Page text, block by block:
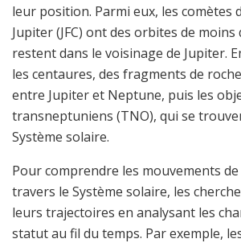
leur position. Parmi eux, les comètes
Jupiter (JFC) ont des orbites de moins
restent dans le voisinage de Jupiter.
les centaures, des fragments de
entre Jupiter et Neptune, puis les
transneptuniens (TNO), qui se
Système solaire.
Pour comprendre les mouvements
travers le Système solaire, les
leurs trajectoires en analysant les
statut au fil du temps. Par exemple,